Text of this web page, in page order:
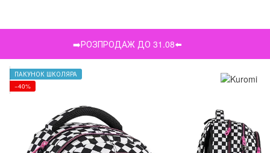
➡️РОЗПРОДАЖ ДО 31.08⬅️
ПАКУНОК ШКОЛЯРА
−40%